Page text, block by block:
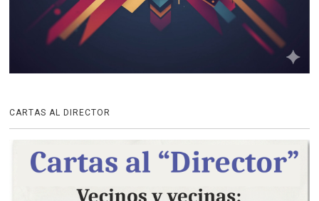
CARTAS AL DIRECTOR